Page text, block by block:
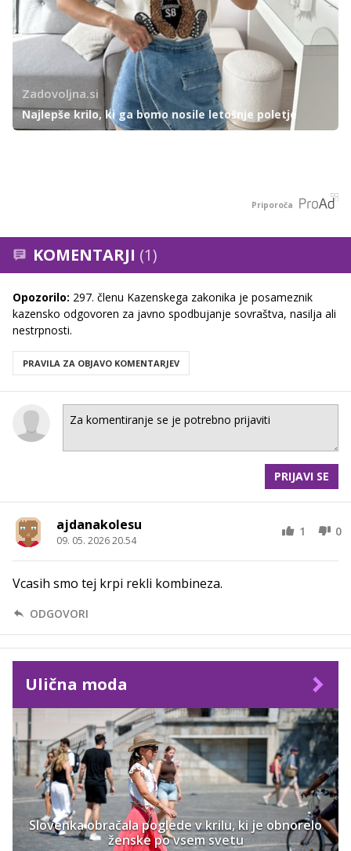
Zadovoljna.si
Najlepše krilo, ki ga bomo nosile letošnje poletje
Priporoča
KOMENTARJI (1)
Opozorilo: 297. členu Kazenskega zakonika je posameznik
kazensko odgovoren za javno spodbujanje sovraštva, nasilja ali
nestrpnosti.
PRAVILA ZA OBJAVO KOMENTARJEV
PRIJAVI SE
ajdanakolesu
09. 05. 2026 20.54
1 0
Vcasih smo tej krpi rekli kombineza.
ODGOVORI
Ulična moda
Slovenka obračala poglede v krilu, ki je obnorelo
ženske po vsem svetu